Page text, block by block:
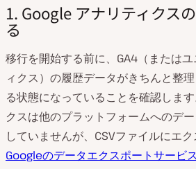
1. Google アナリティクス
る
移行を開始する前に、GA4（または
ィクス）の履歴データがきちんと整
る状態になっていることを確認しま
クスは他のプラットフォームへのデ
していませんが、CSVファイルにエク
Googleのデータエクスポートサービス